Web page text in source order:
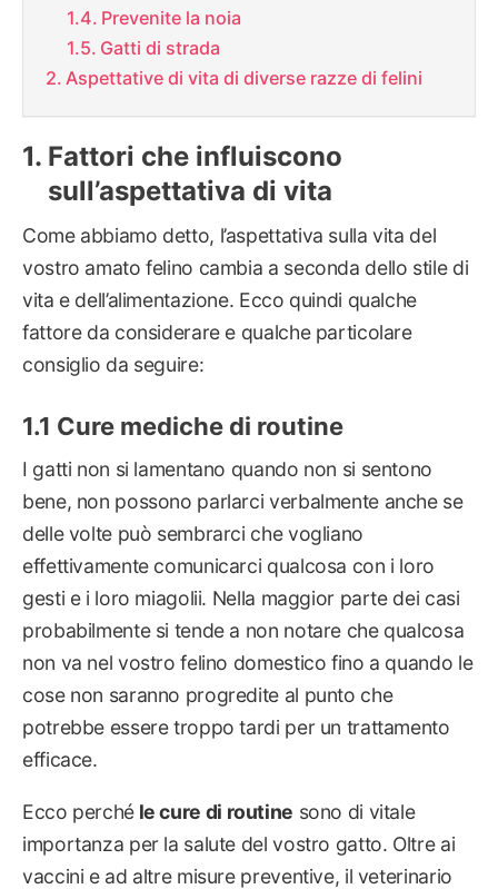
Prevenite la noia
Gatti di strada
Aspettative di vita di diverse razze di felini
Fattori che influiscono
sull’aspettativa di vita
Come abbiamo detto, l’aspettativa sulla vita del
vostro amato felino cambia a seconda dello stile di
vita e dell’alimentazione. Ecco quindi qualche
fattore da considerare e qualche particolare
consiglio da seguire:
Cure mediche di routine
I gatti non si lamentano quando non si sentono
bene, non possono parlarci verbalmente anche se
delle volte può sembrarci che vogliano
effettivamente comunicarci qualcosa con i loro
gesti e i loro miagolii. Nella maggior parte dei casi
probabilmente si tende a non notare che qualcosa
non va nel vostro felino domestico fino a quando le
cose non saranno progredite al punto che
potrebbe essere troppo tardi per un trattamento
efficace.
Ecco perchéle cure di routine sono di vitale
importanza per la salute del vostro gatto. Oltre ai
vaccini e ad altre misure preventive, il veterinario